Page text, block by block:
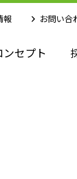
報 お問い合
ンセプト